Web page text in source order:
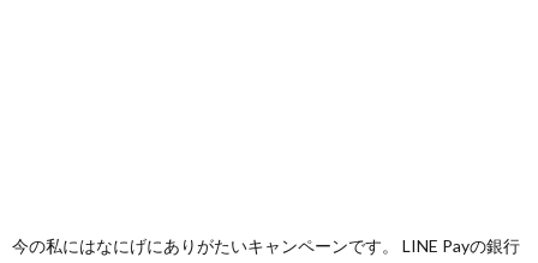
今の私にはなにげにありがたいキャンペーンです。 LINE Payの銀行